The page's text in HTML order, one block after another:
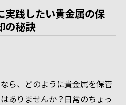
実践したい貴金属の保
の秘訣
ら、どのように貴金属を保管
ありませんか？日常のちょっ